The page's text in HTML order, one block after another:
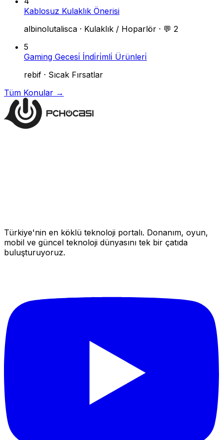
Kablosuz Kulaklık Önerisi
albinolutalisca · Kulaklık / Hoparlör · 💬 2
5
Gaming Gecesi̇ İndi̇ri̇mli̇ Ürünleri̇
rebif · Sıcak Fırsatlar
Tüm Konular →
Türkiye'nin en köklü teknoloji portalı. Donanım, oyun,
mobil ve güncel teknoloji dünyasını tek bir çatıda
buluşturuyoruz.